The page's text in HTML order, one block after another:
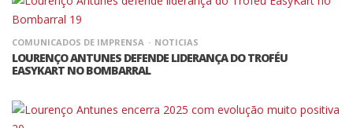
COMUNICADOS DE IMPRENSA NOTICIAS
LOURENÇO ANTUNES DEFENDE LIDERANÇA DO TROFÉU
EASYKART NO BOMBARRAL